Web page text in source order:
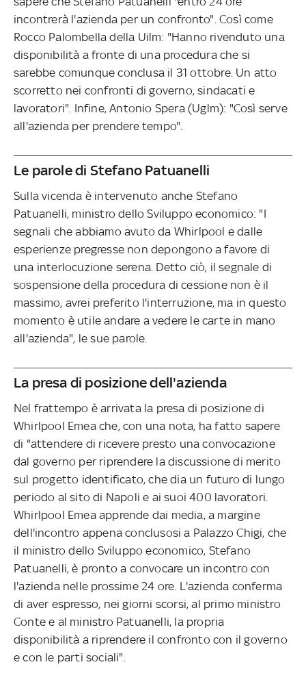
incontrerà l'azienda per un confronto". Così come
Rocco Palombella della Uilm: "Hanno rivenduto una
disponibilità a fronte di una procedura che si
sarebbe comunque conclusa il 31 ottobre. Un atto
scorretto nei confronti di governo, sindacati e
lavoratori". Infine, Antonio Spera (Uglm): "Così serve
all'azienda per prendere tempo".
Le parole di Stefano Patuanelli
Sulla vicenda è intervenuto anche Stefano
Patuanelli, ministro dello Sviluppo economico: "I
segnali che abbiamo avuto da Whirlpool e dalle
esperienze pregresse non depongono a favore di
una interlocuzione serena. Detto ciò, il segnale di
sospensione della procedura di cessione non è il
massimo, avrei preferito l'interruzione, ma in questo
momento è utile andare a vedere le carte in mano
all'azienda", le sue parole.
La presa di posizione dell'azienda
Nel frattempo è arrivata la presa di posizione di
Whirlpool Emea che, con una nota, ha fatto sapere
di "attendere di ricevere presto una convocazione
dal governo per riprendere la discussione di merito
sul progetto identificato, che dia un futuro di lungo
periodo al sito di Napoli e ai suoi 400 lavoratori.
Whirlpool Emea apprende dai media, a margine
dell'incontro appena conclusosi a Palazzo Chigi, che
il ministro dello Sviluppo economico, Stefano
Patuanelli, è pronto a convocare un incontro con
l'azienda nelle prossime 24 ore. L'azienda conferma
di aver espresso, nei giorni scorsi, al primo ministro
Conte e al ministro Patuanelli, la propria
disponibilità a riprendere il confronto con il governo
e con le parti sociali".